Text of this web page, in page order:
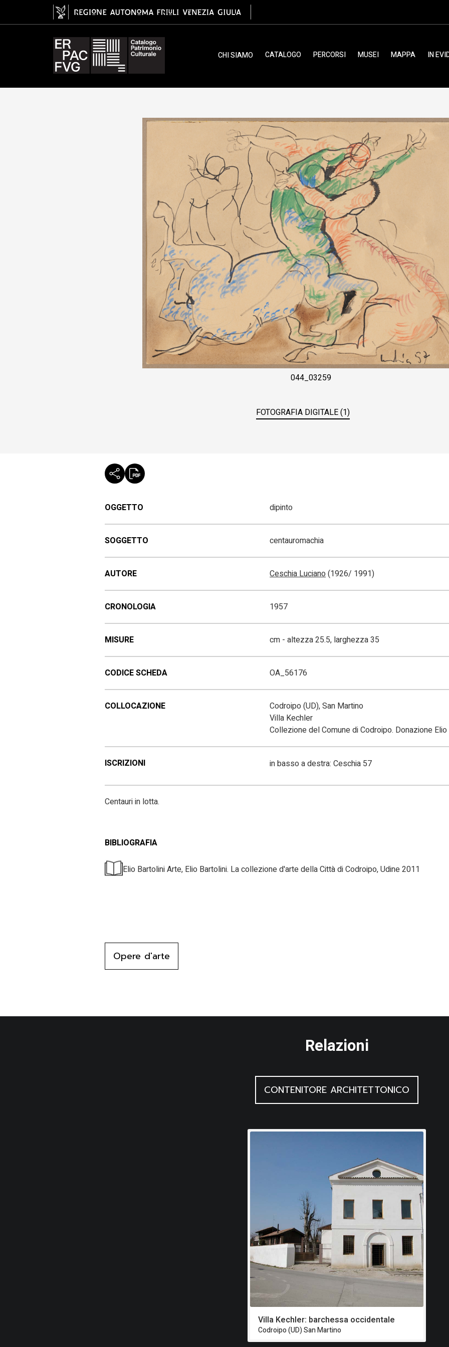
Centauromachia, dipinto, Ceschia Luciano, XX
CHI SIAMO CATALOGO PERCORSI MUSEI MAPPA IN
044_03259
FOTOGRAFIA DIGITALE (1)
OGGETTO dipinto
SOGGETTO centauromachia
AUTORE Ceschia Luciano(1926/ 1991)
CRONOLOGIA 1957
MISURE cm - altezza 25.5, larghezza 35
CODICE SCHEDA OA_56176
COLLOCAZIONE
Codroipo (UD), San Martino
Villa Kechler
Collezione del Comune di Codroipo. Donazione
ISCRIZIONI in basso a destra: Ceschia 57
Centauri in lotta.
BIBLIOGRAFIA
Elio Bartolini Arte, Elio Bartolini. La collezione d'arte della Città di Codroipo, Udine 2011
Opere d'arte
Relazioni
CONTENITORE ARCHITETTONICO
Villa Kechler: barchessa occidentale
Codroipo (UD) San Martino